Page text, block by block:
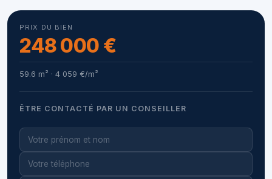
PRIX DU BIEN
248 000 €
59.6 m² · 4 059 €/m²
ÊTRE CONTACTÉ PAR UN CONSEILLER